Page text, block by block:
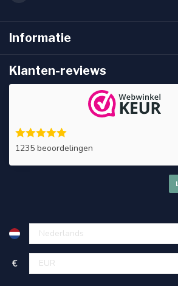
Informatie
Klanten-reviews
1235 beoordelingen
€